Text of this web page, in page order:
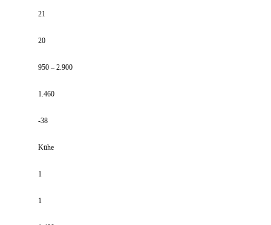
21
20
950 – 2.900
1.460
-38
Kühe
1
1